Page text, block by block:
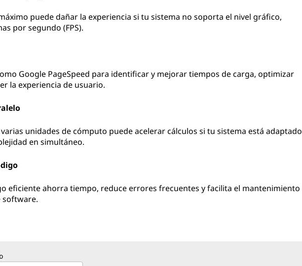
puede dañar la experiencia si tu sistema no soporta el nivel gráfico,
por segundo (FPS).
Google PageSpeed para identificar y mejorar tiempos de carga, optimizar
la experiencia de usuario.
unidades de cómputo puede acelerar cálculos si tu sistema está adaptado
en simultáneo.
eficiente ahorra tiempo, reduce errores frecuentes y facilita el mantenimiento
software.